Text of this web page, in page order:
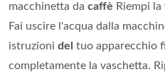
macchinetta da caffè Riempi
Fai uscire l'acqua dalla
istruzioni del tuo apparecchio
completamente la vaschetta.